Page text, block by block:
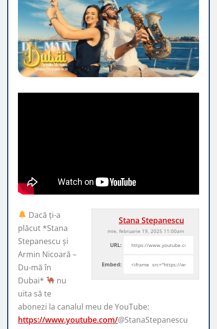
Stana Stepanescu
mie, februarie 19, 2025 11:00am
URL:
Embed:
Dacă ți-a
plăcut *Stana
Stepanescu și
Armin Nicoară –
Du-mă în
Dubai*
nu
uita să te
abonezi la canalul meu de YouTube:
https://www.youtube.com/@StanaStepanescu